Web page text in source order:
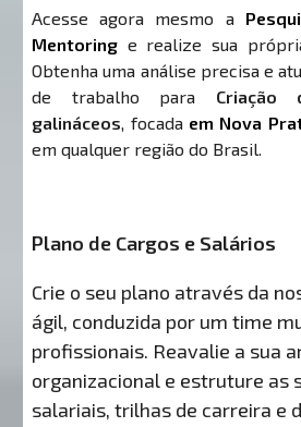
Acesse agora mesmo a
Mentoring e realize sua
Obtenha uma análise precisa e
de trabalho para Criação
galináceos, focada em Nova
em qualquer região do Brasil.
Plano de Cargos e Salários
Crie o seu plano através da
ágil, conduzida por um time
profissionais. Reavalie a sua
organizacional e estruture as
salariais, trilhas de carreira e